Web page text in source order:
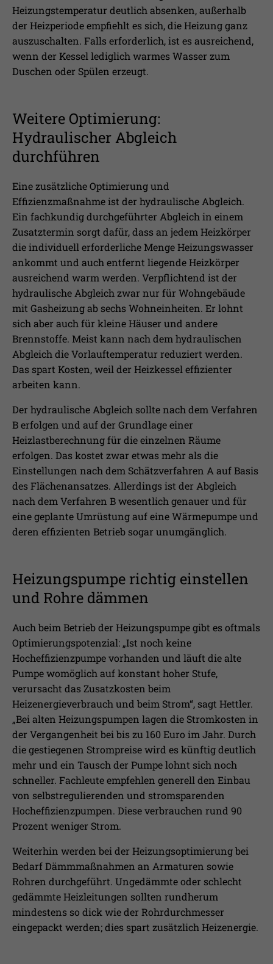
Heizungstemperatur deutlich absenken, außerhalb
der Heizperiode empfiehlt es sich, die Heizung ganz
auszuschalten. Falls erforderlich, ist es ausreichend,
wenn der Kessel lediglich warmes Wasser zum
Duschen oder Spülen erzeugt.
Weitere Optimierung:
Hydraulischer Abgleich
durchführen
Eine zusätzliche Optimierung und
Effizienzmaßnahme ist der hydraulische Abgleich.
Ein fachkundig durchgeführter Abgleich in einem
Zusatztermin sorgt dafür, dass an jedem Heizkörper
die individuell erforderliche Menge Heizungswasser
ankommt und auch entfernt liegende Heizkörper
ausreichend warm werden. Verpflichtend ist der
hydraulische Abgleich zwar nur für Wohngebäude
mit Gasheizung ab sechs Wohneinheiten. Er lohnt
sich aber auch für kleine Häuser und andere
Brennstoffe. Meist kann nach dem hydraulischen
Abgleich die Vorlauftemperatur reduziert werden.
Das spart Kosten, weil der Heizkessel effizienter
arbeiten kann.
Der hydraulische Abgleich sollte nach dem Verfahren
B erfolgen und auf der Grundlage einer
Heizlastberechnung für die einzelnen Räume
erfolgen. Das kostet zwar etwas mehr als die
Einstellungen nach dem Schätzverfahren A auf Basis
des Flächenansatzes. Allerdings ist der Abgleich
nach dem Verfahren B wesentlich genauer und für
eine geplante Umrüstung auf eine Wärmepumpe und
deren effizienten Betrieb sogar unumgänglich.
Heizungspumpe richtig einstellen
und Rohre dämmen
Auch beim Betrieb der Heizungspumpe gibt es oftmals
Optimierungspotenzial: „Ist noch keine
Hocheffizienzpumpe vorhanden und läuft die alte
Pumpe womöglich auf konstant hoher Stufe,
verursacht das Zusatzkosten beim
Heizenergieverbrauch und beim Strom“, sagt Hettler.
„Bei alten Heizungspumpen lagen die Stromkosten in
der Vergangenheit bei bis zu 160 Euro im Jahr. Durch
die gestiegenen Strompreise wird es künftig deutlich
mehr und ein Tausch der Pumpe lohnt sich noch
schneller. Fachleute empfehlen generell den Einbau
von selbstregulierenden und stromsparenden
Hocheffizienzpumpen. Diese verbrauchen rund 90
Prozent weniger Strom.
Weiterhin werden bei der Heizungsoptimierung bei
Bedarf Dämmmaßnahmen an Armaturen sowie
Rohren durchgeführt. Ungedämmte oder schlecht
gedämmte Heizleitungen sollten rundherum
mindestens so dick wie der Rohrdurchmesser
eingepackt werden; dies spart zusätzlich Heizenergie.